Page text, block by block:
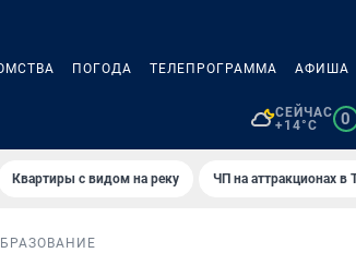
ПОГОДА ТЕЛЕПРОГРАММА АФИША
СЕЙЧАС
+14°C
0
Квартиры с видом на реку ЧП на аттракционах в